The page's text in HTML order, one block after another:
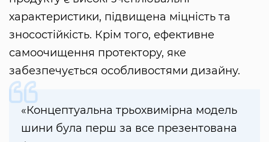
характеристики, підвищена міцність та
зносостійкість. Крім того, ефективне
самоочищення протектору, яке
забезпечується особливостями дизайну.
«Концептуальна трьохвимірна модель
шини була перш за все презентована